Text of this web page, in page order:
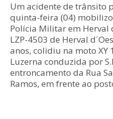
Um acidente de trânsito
quinta-feira (04)
Polícia Militar em Herval
LZP-4503 de Herval
anos, colidiu na moto XY
Luzerna conduzida por
entroncamento da Rua
Ramos, em frente ao